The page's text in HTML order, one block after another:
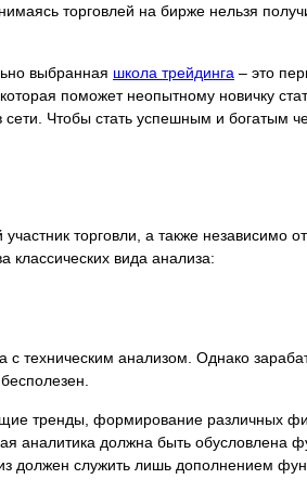
торговлей на бирже нельзя
выбранная школа трейдинга – это
поможет неопытному новичку
Чтобы стать успешным и богатым
торговли, а также независимо
классических вида анализа:
техническим анализом. Однако
тренды, формирование различных
аналитика должна быть обусловлена
должен служить лишь дополнением